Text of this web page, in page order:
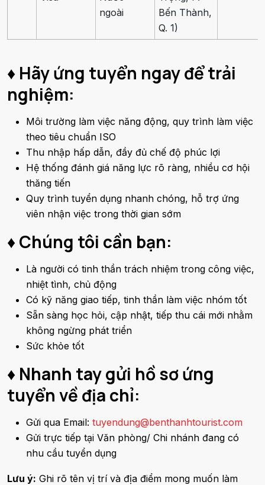
ngoài
Bến Thành,
Q. 1)
♦ Hãy ứng tuyển ngay để trải
nghiệm:
Môi trường làm việc năng động, quy trình làm việc
theo tiêu chuẩn ISO
Thu nhập hấp dẫn, đầy đủ chế độ phúc lợi
Hệ thống đánh giá năng lực rõ ràng, nhiều cơ hội
thăng tiến
Quy trình tuyển dụng nhanh chóng, hỗ trợ ứng
viên nhận việc trong thời gian sớm
♦ Chúng tôi cần bạn:
Là người có tinh thần trách nhiệm trong công việc,
nhiệt tình, chủ động
Có kỹ năng giao tiếp, tinh thần làm việc nhóm tốt
Sẵn sàng học hỏi, cập nhật, tiếp thu cái mới nhằm
không ngừng phát triển
Sức khỏe tốt
♦ Nhanh tay gửi hồ sơ ứng
tuyển về địa chỉ:
Gửi qua Email: tuyendung@benthanhtourist.com
Gửi trực tiếp tại Văn phòng/ Chi nhánh đang có
nhu cầu tuyển dụng
Lưu ý: Ghi rõ tên vị trí và địa điểm mong muốn làm